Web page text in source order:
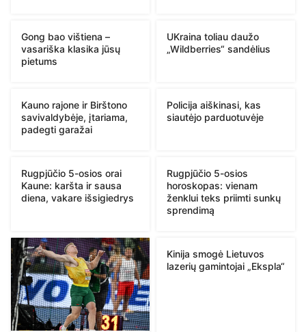
Gong bao vištiena –
vasariška klasika jūsų
pietums
UKraina toliau daužo
„Wildberries“ sandėlius
Kauno rajone ir Birštono
savivaldybėje, įtariama,
padegti garažai
Policija aiškinasi, kas
siautėjo parduotuvėje
Rugpjūčio 5-osios orai
Kaune: karšta ir sausa
diena, vakare išsigiedrys
Rugpjūčio 5-osios
horoskopas: vienam
ženklui teks priimti sunkų
sprendimą
Kinija smogė Lietuvos
lazerių gamintojai „Ekspla“